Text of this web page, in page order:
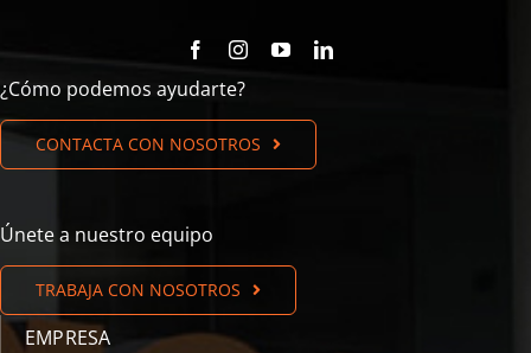
¿Cómo podemos ayudarte?
CONTACTA CON NOSOTROS
Únete a nuestro equipo
TRABAJA CON NOSOTROS
EMPRESA